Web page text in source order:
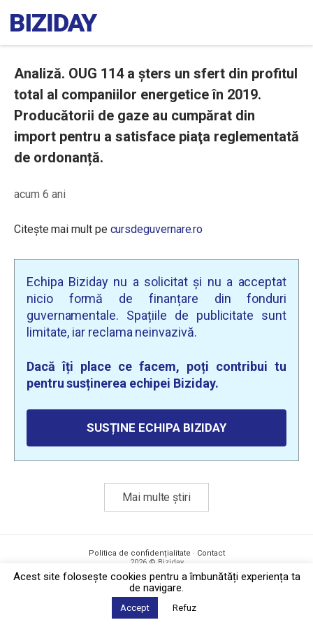
Analiză. OUG 114 a șters un sfert din profitul
total al companiilor energetice în 2019.
Producătorii de gaze au cumpărat din
import pentru a satisface piaţa reglementată
de ordonanță.
acum 6 ani
Citește mai mult pe cursdeguvernare.ro
Echipa Biziday nu a solicitat și nu a acceptat
nicio formă de finanțare din fonduri
guvernamentale. Spațiile de publicitate sunt
limitate, iar reclama neinvazivă.
Dacă îți place ce facem, poți contribui tu
pentru susținerea echipei Biziday.
SUSȚINE ECHIPA BIZIDAY
Mai multe știri
Politica de confidențialitate · Contact
2026 © Biziday
Acest site foloseşte cookies pentru a îmbunătăți experiența ta
de navigare.
Accept Refuz